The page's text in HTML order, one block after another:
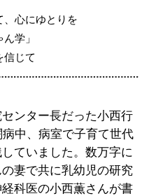
、心にゆとりを
学」
信じて
ンター長だった小西行
中、病室で子育て世代
ていました。数万字に
妻で共に乳幼児の研究
科医の小西薫さんが書